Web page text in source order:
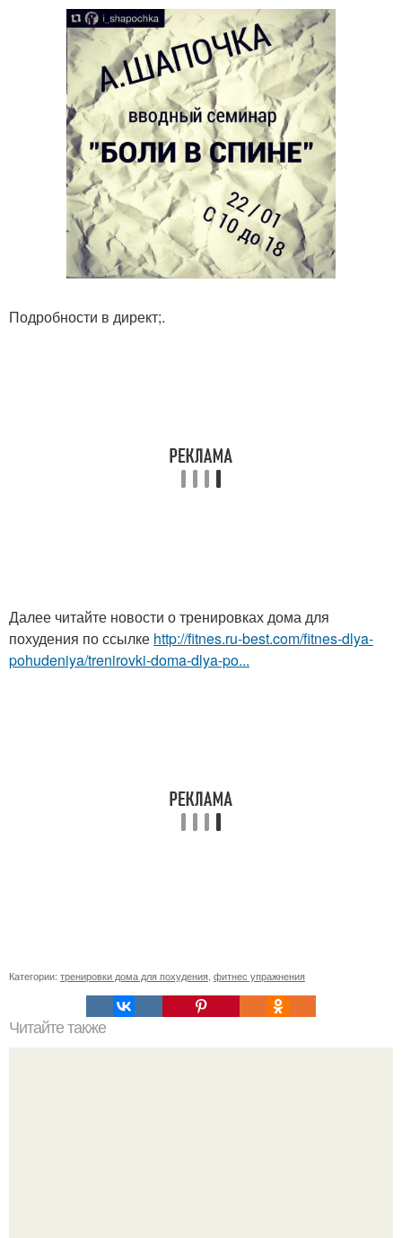
Подробности в директ;.
Далее читайте новости о тренировках дома для
похудения по ссылке http://fitnes.ru-best.com/fitnes-dlya-
pohudeniya/trenirovki-doma-dlya-po...
Категории: тренировки дома для похудения фитнес упражнения
Читайте также